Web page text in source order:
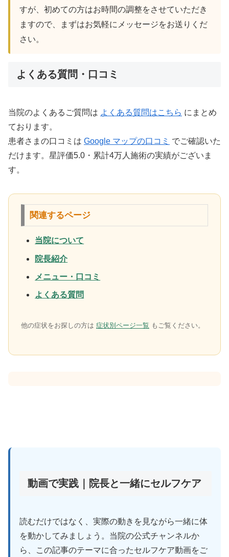
すが、初めての方はお時間の調整をさせていただき
ますので、まずはお気軽にメッセージをお送りくだ
さい。
よくある質問・口コミ
当院のよくあるご質問は よくある質問はこちら にまとめ
ております。
患者さまの口コミは Google マップの口コミ でご確認いた
だけます。星評価5.0・累計4万人施術の実績がございま
す。
関連するページ
当院について
院長紹介
メニュー・口コミ
よくある質問
他の症状をお探しの方は 症状別ページ一覧 もご覧ください。
動画で実践｜院長と一緒にセルフケア
読むだけではなく、実際の動きを見ながら一緒に体
を動かしてみましょう。当院の公式チャンネルか
ら、この記事のテーマに合ったセルフケア動画をご